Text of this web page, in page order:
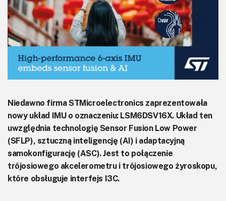
Newsletter
Magazyny
Archiwum
Do pobrania
Niedawno firma STMicroelectronics zaprezentowała
nowy układ IMU o oznaczeniu: LSM6DSV16X. Układ ten
uwzględnia technologię Sensor Fusion Low Power
(SFLP), sztuczną inteligencję (AI) i adaptacyjną
samokonfigurację (ASC). Jest to połączenie
trójosiowego akcelerometru i trójosiowego żyroskopu,
które obsługuje interfejs I3C.